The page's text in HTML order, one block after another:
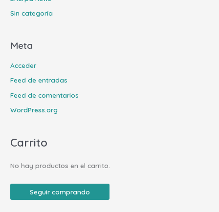
Sin categoría
Meta
Acceder
Feed de entradas
Feed de comentarios
WordPress.org
Carrito
No hay productos en el carrito.
Seguir comprando